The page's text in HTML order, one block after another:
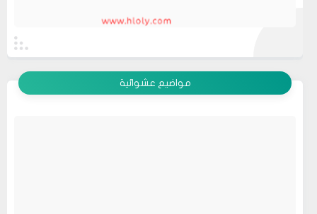
مواضيع عشوائية